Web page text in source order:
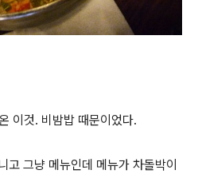
이것. 비밤밥 때문이었다.
고 그냥 메뉴인데 메뉴가 차돌박이